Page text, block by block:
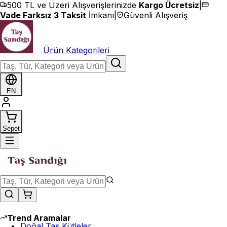
İçeriğe geç
500 TL ve Üzeri Alışverişlerinizde Kargo Ücretsiz
Vade Farksız 3 Taksit İmkanı Güvenli Alışveriş
Ürün Kategorileri
EN
Sepet
Trend Aramalar